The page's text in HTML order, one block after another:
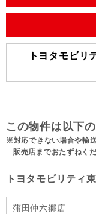
トヨタモビリ
この物件は以下
対応できない場合や輸
販売店までおたずねくだ
トヨタモビリティ
蒲田仲六郷店